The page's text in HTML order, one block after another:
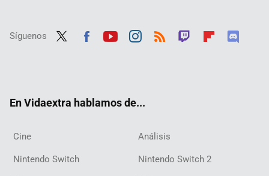
Síguenos
En Vidaextra hablamos de...
Cine Análisis
Nintendo Switch Nintendo Switch 2